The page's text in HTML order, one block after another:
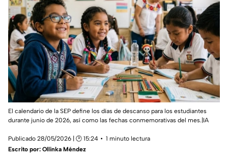
El calendario de la SEP define los días de descanso para los estudiantes
durante junio de 2026, así como las fechas conmemorativas del mes.|IA
Publicado 28/05/2026 | 🕑 15:24
1 minuto lectura
Escrito por: Ollinka Méndez